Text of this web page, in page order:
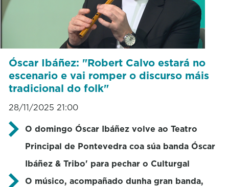
Óscar Ibáñez: "Robert Calvo estará no
escenario e vai romper o discurso máis
tradicional do folk"
28/11/2025 21:00
O domingo Óscar Ibáñez volve ao Teatro
Principal de Pontevedra coa súa banda Óscar
Ibáñez & Tribo' para pechar o Culturgal
O músico, acompañado dunha gran banda,